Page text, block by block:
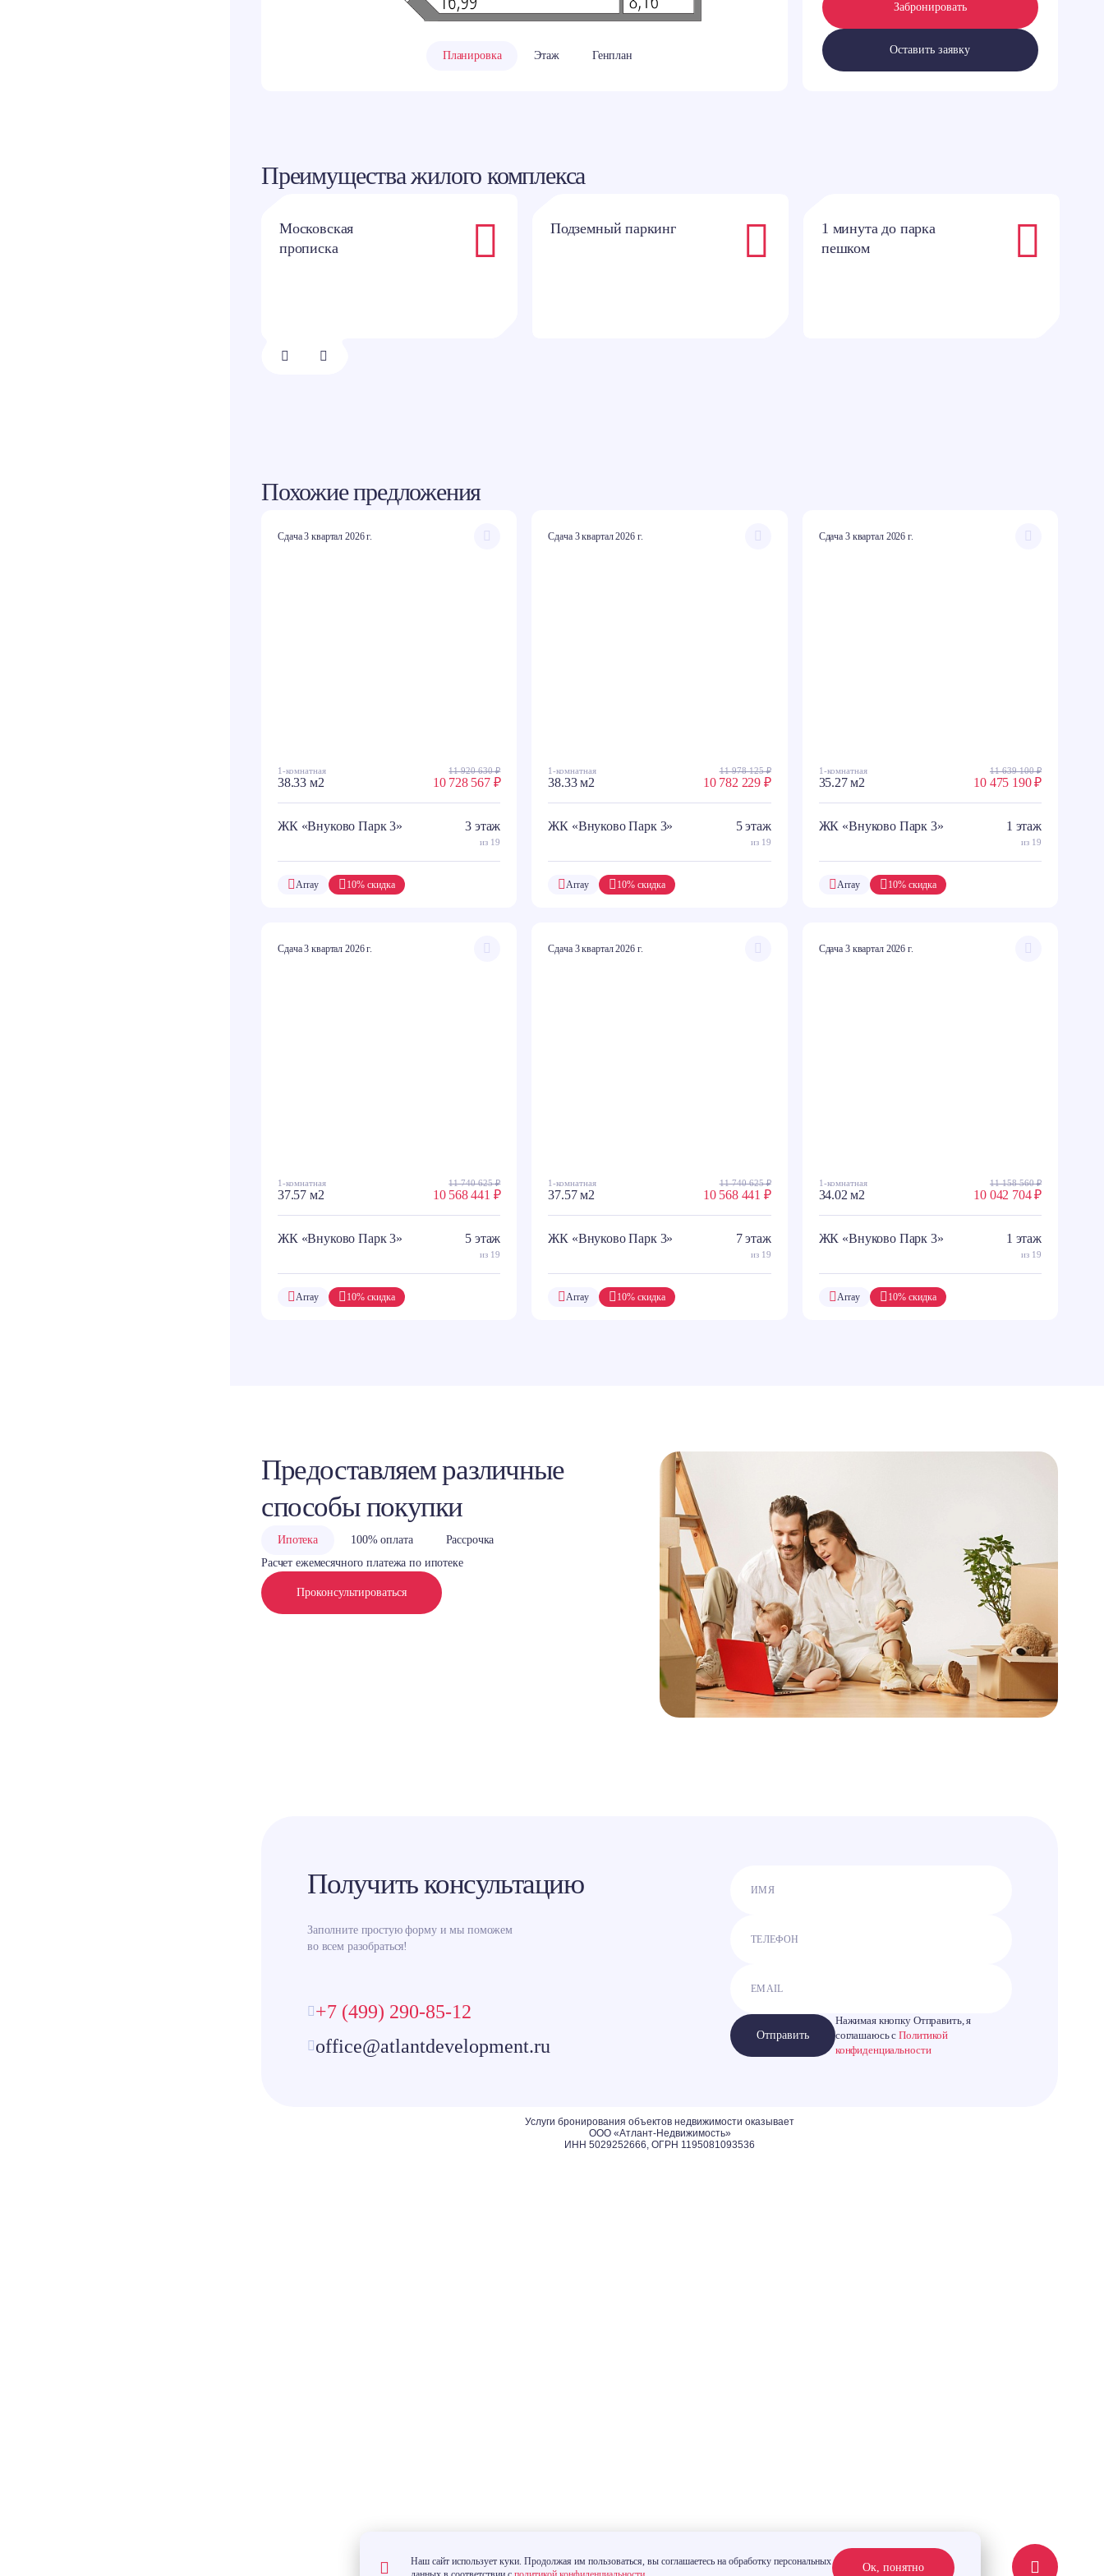
Планировка Этаж Генплан
Забронировать
Оставить заявку
Преимущества жилого комплекса
Московская
прописка
Подземный паркинг
1 минута до парка
пешком
Похожие предложения
Сдача 3 квартал 2026 г.
1-комнатная
38.33 м2
11 920 630 ₽
10 728 567 ₽
ЖК «Внуково Парк 3» 3 этаж
из 19
10% скидка
Array
Сдача 3 квартал 2026 г.
1-комнатная
38.33 м2
11 978 125 ₽
10 782 229 ₽
ЖК «Внуково Парк 3» 5 этаж
из 19
10% скидка
Array
Сдача 3 квартал 2026 г.
1-комнатная
35.27 м2
11 639 100 ₽
10 475 190 ₽
ЖК «Внуково Парк 3» 1 этаж
из 19
10% скидка
Array
Сдача 3 квартал 2026 г.
1-комнатная
37.57 м2
11 740 625 ₽
10 568 441 ₽
ЖК «Внуково Парк 3» 5 этаж
из 19
10% скидка
Array
Сдача 3 квартал 2026 г.
1-комнатная
37.57 м2
11 740 625 ₽
10 568 441 ₽
ЖК «Внуково Парк 3» 7 этаж
из 19
10% скидка
Array
Сдача 3 квартал 2026 г.
1-комнатная
34.02 м2
11 158 560 ₽
10 042 704 ₽
ЖК «Внуково Парк 3» 1 этаж
из 19
10% скидка
Array
Предоставляем различные
способы покупки
Ипотека 100% оплата
Рассрочка
Расчет ежемесячного платежа по ипотеке
Проконсультироваться
Получить консультацию
Заполните простую форму и мы поможем
во всем разобраться!
+7 (499) 290-85-12
office@atlantdevelopment.ru
Отправить
Нажимая кнопку Отправить, я
соглашаюсь сПолитикой
конфиденциальности
Наш сайт использует куки. Продолжая им пользоваться, вы соглашаетесь на обработку персональных
Ок, понятно